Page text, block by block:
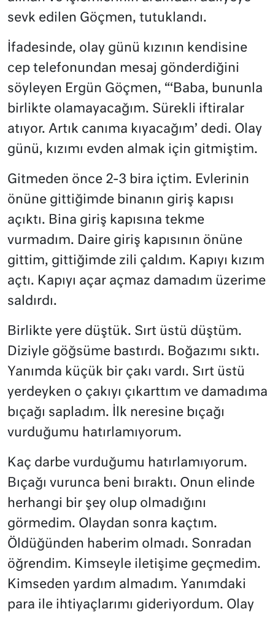
sevk edilen Göçmen, tutuklandı.
İfadesinde, olay günü kızının kendisine
cep telefonundan mesaj gönderdiğini
söyleyen Ergün Göçmen, “‘Baba, bununla
birlikte olamayacağım. Sürekli iftiralar
atıyor. Artık canıma kıyacağım’ dedi. Olay
günü, kızımı evden almak için gitmiştim.
Gitmeden önce 2-3 bira içtim. Evlerinin
önüne gittiğimde binanın giriş kapısı
açıktı. Bina giriş kapısına tekme
vurmadım. Daire giriş kapısının önüne
gittim, gittiğimde zili çaldım. Kapıyı kızım
açtı. Kapıyı açar açmaz damadım üzerime
saldırdı.
Birlikte yere düştük. Sırt üstü düştüm.
Diziyle göğsüme bastırdı. Boğazımı sıktı.
Yanımda küçük bir çakı vardı. Sırt üstü
yerdeyken o çakıyı çıkarttım ve damadıma
bıçağı sapladım. İlk neresine bıçağı
vurduğumu hatırlamıyorum.
Kaç darbe vurduğumu hatırlamıyorum.
Bıçağı vurunca beni bıraktı. Onun elinde
herhangi bir şey olup olmadığını
görmedim. Olaydan sonra kaçtım.
Öldüğünden haberim olmadı. Sonradan
öğrendim. Kimseyle iletişime geçmedim.
Kimseden yardım almadım. Yanımdaki
para ile ihtiyaçlarımı gideriyordum. Olay